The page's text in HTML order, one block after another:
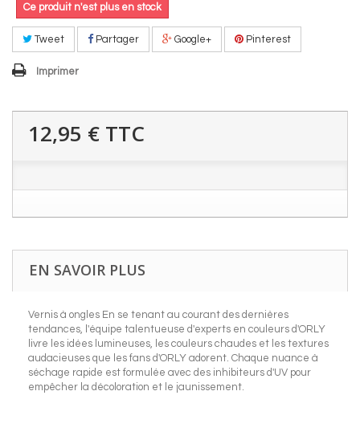
Ce produit n'est plus en stock
Tweet Partager Google+ Pinterest
Imprimer
12,95 € TTC
EN SAVOIR PLUS
Vernis à ongles En se tenant au courant des dernières
tendances, l'équipe talentueuse d'experts en couleurs d'ORLY
livre les idées lumineuses, les couleurs chaudes et les textures
audacieuses que les fans d'ORLY adorent. Chaque nuance à
séchage rapide est formulée avec des inhibiteurs d'UV pour
empêcher la décoloration et le jaunissement.